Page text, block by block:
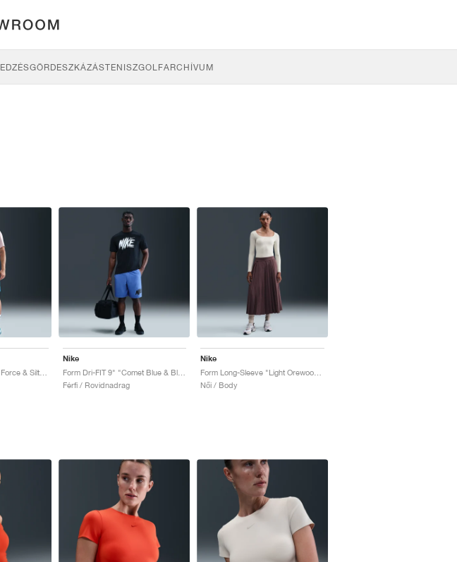
EDZÉSGÖRDESZKÁZÁSTENISZGOLFARCHÍVUM
Form Dri-FIT 9" "Blue Force & Silt Red"
Nike
Form Dri-FIT 9" "Comet Blue & Black"
Férfi / Rovidnadrag
Nike
Női / Body